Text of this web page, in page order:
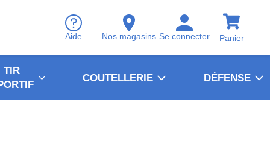
Aide Nos magasins Se connecter Panier
TIR
COUTELLERIE DÉFENSE